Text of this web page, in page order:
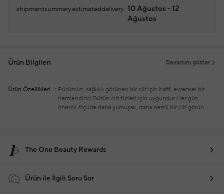
shipmentsummary.estimateddelivery 10 Ağustos - 12
Ağustos
Ürün Bilgileri Devamını göster
Ürün Özellikleri
Pürüzsüz, sağlıklı görünen bir cilt için hafif, evrensel bir
nemlendirici Bütün cilt türleri için uygundur
önemli ölçüde daha yumuşak, daha nemli bir cilt görün
yenilemeye yardımcı olur
nemlendirir ve cildin nemi tutmasına yardımcı olurken,
The One Beauty Rewards
Ürün ile İlgili Soru Sor